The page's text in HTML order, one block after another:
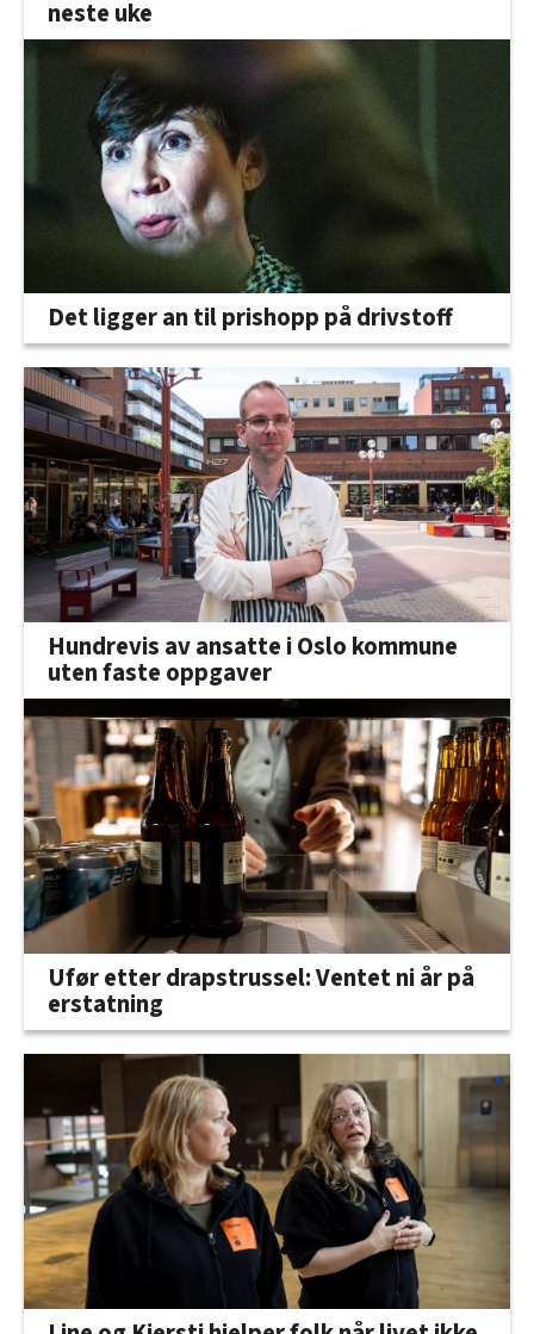
neste uke
Det ligger an til prishopp på drivstoff
Hundrevis av ansatte i Oslo kommune
uten faste oppgaver
Ufør etter drapstrussel: Ventet ni år på
erstatning